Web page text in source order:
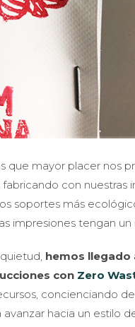
que mayor placer nos
con
soportes más
impresiones tengan un
hemos llegado
con Zero
concienciando
hacia un estilo